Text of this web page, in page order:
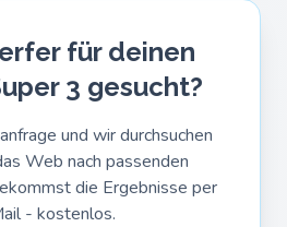
für deinen
3 gesucht?
und wir durchsuchen
Web nach passenden
die Ergebnisse per
- kostenlos.